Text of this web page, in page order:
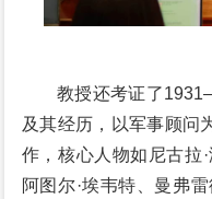
教授还考证了
及其经历，以军事顾问
作，核心人物如尼古拉
阿图尔·埃韦特、曼弗